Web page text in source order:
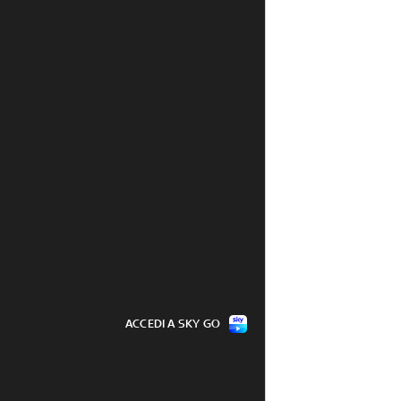
riaffiorano relitti
ACCEDI A SKY GO